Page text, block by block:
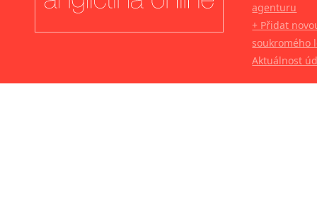
agenturu
+ Přidat
soukromého
Aktuálnost